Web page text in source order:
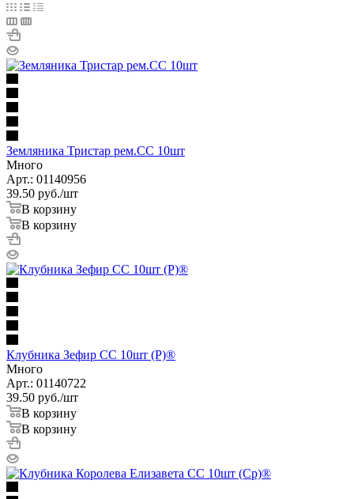
Земляника Тристар рем.СС 10шт
Много
Арт.: 01140956
39.50 руб./шт
В корзину
В корзину
Клубника Зефир СС 10шт (Р)®
Много
Арт.: 01140722
39.50 руб./шт
В корзину
В корзину